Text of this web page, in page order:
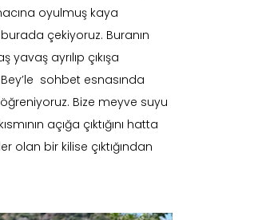
oyulmuş kaya
çekiyoruz. Buranın
yavaş ayrılıp çıkışa
sohbet esnasında
Bize meyve suyu
açığa çıktığını hatta
olan bir kilise çıktığından